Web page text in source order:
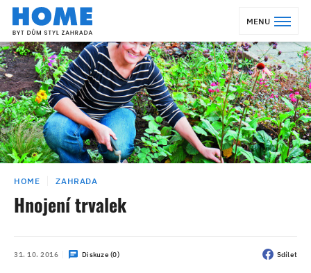
MENU
HOME ZAHRADA
Hnojení trvalek
31. 10. 2016 Diskuze (0) Sdílet